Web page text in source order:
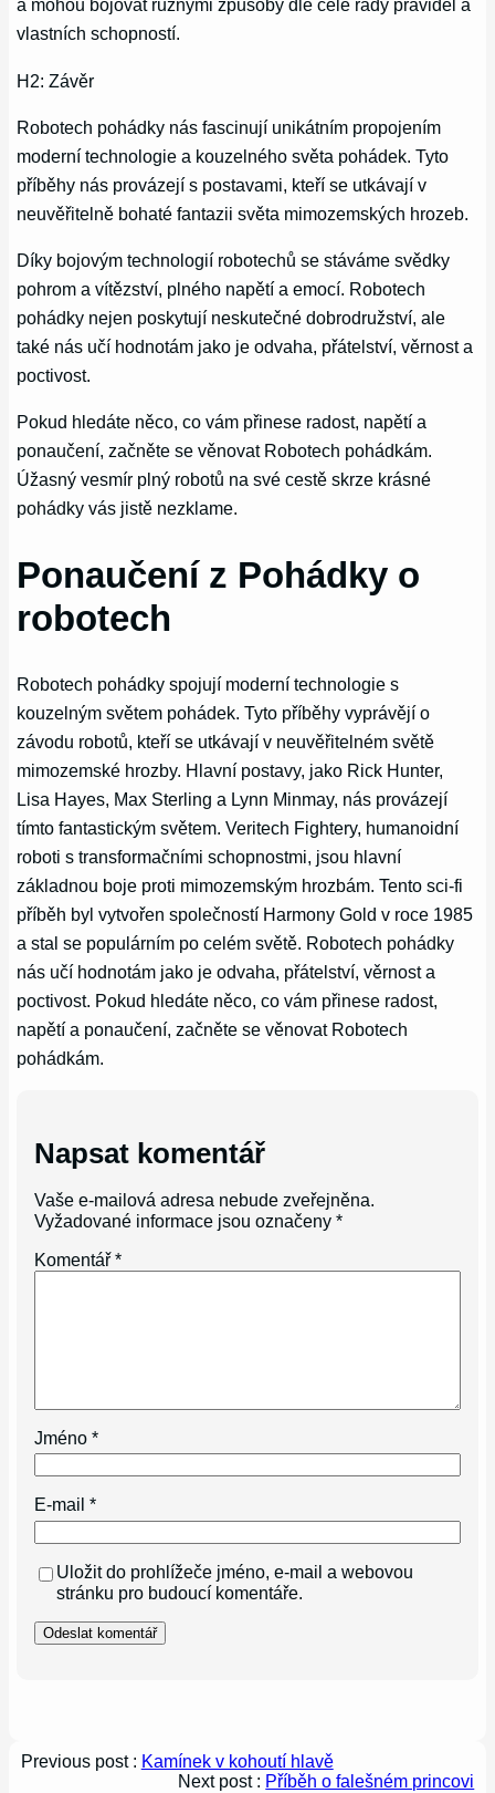
a mohou bojovat různými způsoby dle celé řady pravidel a
vlastních schopností.
H2: Závěr
Robotech pohádky nás fascinují unikátním propojením
moderní technologie a kouzelného světa pohádek. Tyto
příběhy nás provázejí s postavami, kteří se utkávají v
neuvěřitelně bohaté fantazii světa mimozemských hrozeb.
Díky bojovým technologií robotechů se stáváme svědky
pohrom a vítězství, plného napětí a emocí. Robotech
pohádky nejen poskytují neskutečné dobrodružství, ale
také nás učí hodnotám jako je odvaha, přátelství, věrnost a
poctivost.
Pokud hledáte něco, co vám přinese radost, napětí a
ponaučení, začněte se věnovat Robotech pohádkám.
Úžasný vesmír plný robotů na své cestě skrze krásné
pohádky vás jistě nezklame.
Ponaučení z Pohádky o
robotech
Robotech pohádky spojují moderní technologie s
kouzelným světem pohádek. Tyto příběhy vyprávějí o
závodu robotů, kteří se utkávají v neuvěřitelném světě
mimozemské hrozby. Hlavní postavy, jako Rick Hunter,
Lisa Hayes, Max Sterling a Lynn Minmay, nás provázejí
tímto fantastickým světem. Veritech Fightery, humanoidní
roboti s transformačními schopnostmi, jsou hlavní
základnou boje proti mimozemským hrozbám. Tento sci-fi
příběh byl vytvořen společností Harmony Gold v roce 1985
a stal se populárním po celém světě. Robotech pohádky
nás učí hodnotám jako je odvaha, přátelství, věrnost a
poctivost. Pokud hledáte něco, co vám přinese radost,
napětí a ponaučení, začněte se věnovat Robotech
pohádkám.
Napsat komentář
Vaše e-mailová adresa nebude zveřejněna.
Vyžadované informace jsou označeny*
Komentář*
Jméno*
E-mail*
Uložit do prohlížeče jméno, e-mail a webovou
stránku pro budoucí komentáře.
Previous post : Kamínek v kohoutí hlavě
Next post : Příběh o falešném princovi